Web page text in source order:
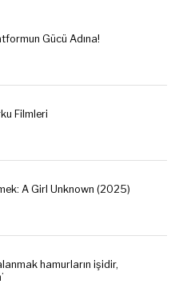
Gücü Adına!
Filmleri
A Girl Unknown (2025)
hamurların işidir,